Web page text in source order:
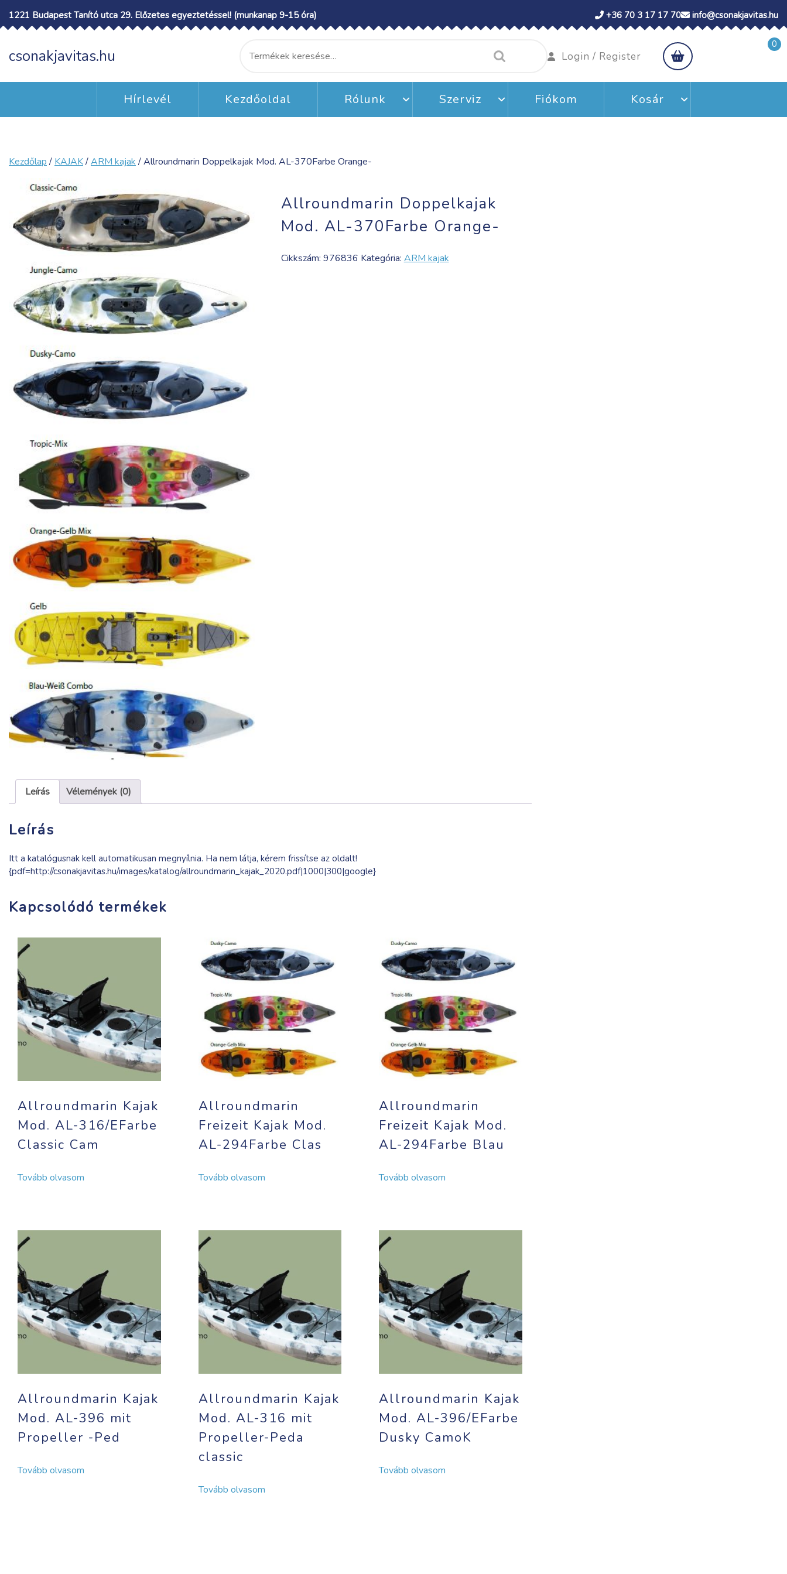
content
1221 Budapest Tanító utca 29. Előzetes egyeztetéssel! (munkanap 9-15 óra) +36 70 3 17 17 70 info@csonakjavitas.hu
csonakjavitas.hu
Keresés
a
Login / RegisterLogin
Register
shopping
cart
0
Hírlevél Kezdőoldal Rólunk Szerviz Fiókom Kosár
Kezdőlap/ KAJAK/ARM kajak/ Allroundmarin Doppelkajak Mod. AL-370Farbe Orange-
Allroundmarin Doppelkajak
Mod. AL-370Farbe Orange-
Cikkszám: 976836 Kategória: ARM kajak
Leírás Vélemények (0)
Leírás
Itt a katalógusnak kell automatikusan megnyílnia. Ha nem látja, kérem frissítse az oldalt!
{pdf=http://csonakjavitas.hu/images/katalog/allroundmarin_kajak_2020.pdf|1000|300|google}
Kapcsolódó termékek
Allroundmarin Kajak
Mod. AL-316/EFarbe
Classic Cam
Tovább olvasom
Allroundmarin
Freizeit Kajak Mod.
AL-294Farbe Clas
Tovább olvasom
Allroundmarin
Freizeit Kajak Mod.
AL-294Farbe Blau
Tovább olvasom
Allroundmarin Kajak
Mod. AL-396 mit
Propeller -Ped
Tovább olvasom
Allroundmarin Kajak
Mod. AL-316 mit
Propeller-Peda
classic
Tovább olvasom
Allroundmarin Kajak
Mod. AL-396/EFarbe
Dusky CamoK
Tovább olvasom